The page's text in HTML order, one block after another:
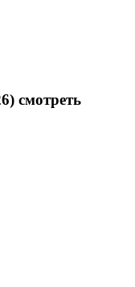
смотреть